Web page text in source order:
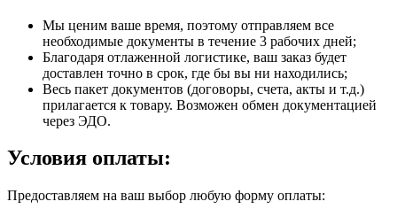
Мы ценим ваше время, поэтому отправляем все
необходимые документы в течение 3 рабочих дней;
Благодаря отлаженной логистике, ваш заказ будет
доставлен точно в срок, где бы вы ни находились;
Весь пакет документов (договоры, счета, акты и т.д.)
прилагается к товару. Возможен обмен документацией
через ЭДО.
Условия оплаты:
Предоставляем на ваш выбор любую форму оплаты: